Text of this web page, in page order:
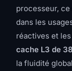
processeur,
dans les
réactives et
cache L3 de
la fluidité